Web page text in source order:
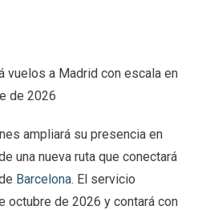
vuelos a Madrid con escala en
de 2026
ampliará su presencia en
una nueva ruta que conectará
Barcelona. El servicio
octubre de 2026 y contará con